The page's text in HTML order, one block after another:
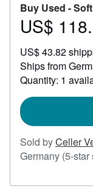
Buy Used -
Price
118.78
US$
US$ 43.82
Ships from
Quantity: 1
Sold byCeller
Germany (5-star